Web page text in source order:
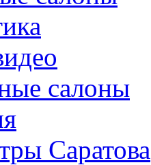
салоны
Саратова